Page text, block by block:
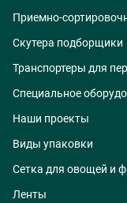
Приемно-
Скутера подборщики
Транспортеры для
Специальное
Наши проекты
Виды упаковки
Сетка для овощей и
Ленты